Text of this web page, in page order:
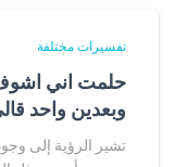
تفسيرات مختلفة
حلمت اني
وبعدين واحد
تشير الرؤية إلى